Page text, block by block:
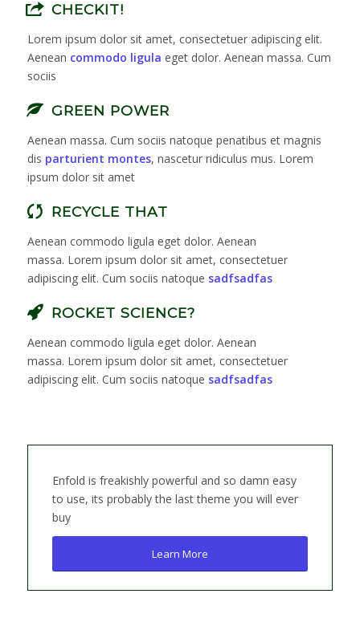
CHECKIT!
Lorem ipsum dolor sit amet, consectetuer adipiscing elit.
Aenean commodo ligula eget dolor. Aenean massa. Cum
sociis
GREEN POWER
Aenean massa. Cum sociis natoque penatibus et magnis
dis parturient montes, nascetur ridiculus mus. Lorem
ipsum dolor sit amet
RECYCLE THAT
Aenean commodo ligula eget dolor. Aenean
massa. Lorem ipsum dolor sit amet, consectetuer
adipiscing elit. Cum sociis natoque sadfsadfas
ROCKET SCIENCE?
Aenean commodo ligula eget dolor. Aenean
massa. Lorem ipsum dolor sit amet, consectetuer
adipiscing elit. Cum sociis natoque sadfsadfas
Enfold is freakishly powerful and so damn easy
to use, its probably the last theme you will ever
buy
Learn More